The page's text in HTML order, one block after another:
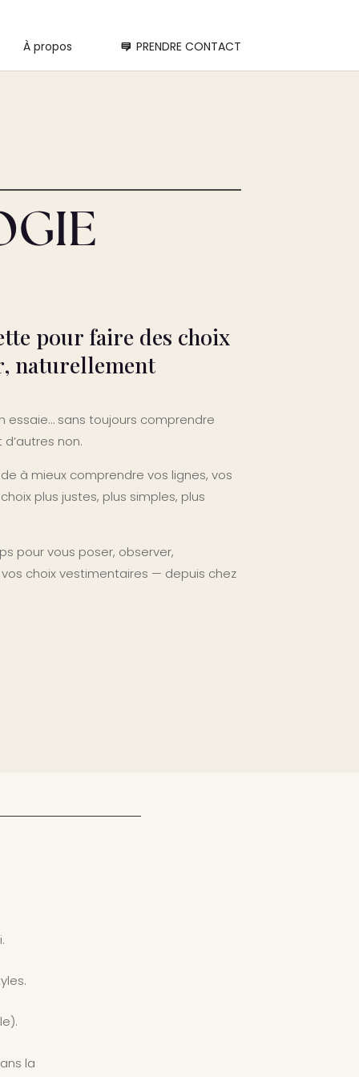
À propos PRENDRE CONTACT
pour faire des choix
naturellement
essaie… sans toujours comprendre
non.
à mieux comprendre vos lignes, vos
plus justes, plus simples, plus
pour vous poser, observer,
choix vestimentaires — depuis chez
la